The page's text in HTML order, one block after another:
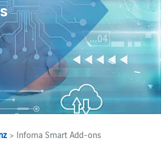
> Infoma Smart Add-ons